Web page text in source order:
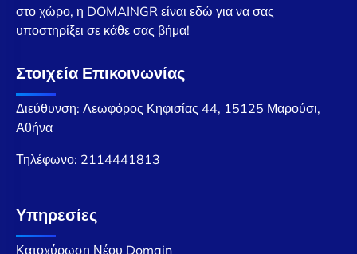
στο χώρο, η DOMAINGR είναι εδώ για να σας
υποστηρίξει σε κάθε σας βήμα!
Στοιχεία Επικοινωνίας
Διεύθυνση: Λεωφόρος Κηφισίας 44, 15125 Μαρούσι,
Αθήνα
Τηλέφωνο: 2114441813
Υπηρεσίες
Κατοχύρωση Νέου Domain